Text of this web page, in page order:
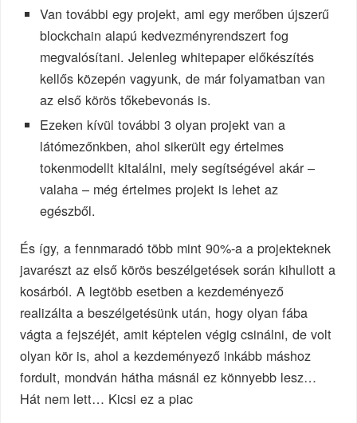
Van további egy projekt, ami egy merőben újszerű
blockchain alapú kedvezményrendszert fog
megvalósítani. Jelenleg whitepaper előkészítés
kellős közepén vagyunk, de már folyamatban van
az első körös tőkebevonás is.
Ezeken kívül további 3 olyan projekt van a
látómezőnkben, ahol sikerült egy értelmes
tokenmodellt kitalálni, mely segítségével akár –
valaha – még értelmes projekt is lehet az
egészből.
És így, a fennmaradó több mint 90%-a a projekteknek
javarészt az első körös beszélgetések során kihullott a
kosárból. A legtöbb esetben a kezdeményező
realizálta a beszélgetésünk után, hogy olyan fába
vágta a fejszéjét, amit képtelen végig csinálni, de volt
olyan kör is, ahol a kezdeményező inkább máshoz
fordult, mondván hátha másnál ez könnyebb lesz…
Hát nem lett… Kicsi ez a piac